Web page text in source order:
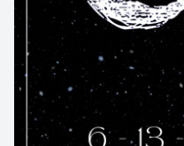
escala abans de
recòndit i salvatge.
permès que la cala
gruixuda i fosca,
una de les cales més
begurenc.